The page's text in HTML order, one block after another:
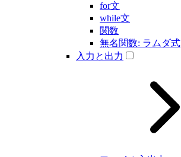
for文
while文
関数
無名関数: ラムダ式
入力と出力